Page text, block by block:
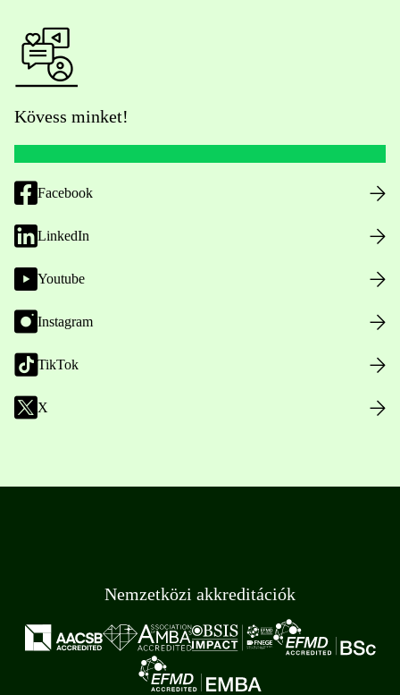
Kövess minket!
Facebook
LinkedIn
Youtube
Instagram
TikTok
X
Nemzetközi akkreditációk